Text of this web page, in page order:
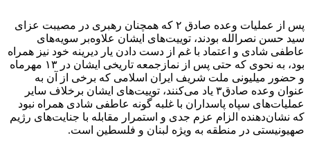
پس از عملیات وعده صادق ۲ که همچنان رهبری در مصیبت عزای
سید حسن نصرالله بودند، توییت‌های ایشان علاوه‌بر سویه‌های
عاطفی شادی و اعتماد با غم از دست دادن یار دیرینه خود نیز همراه
بود، به نحوی که حتی پس از نمازجمعه تاریخی ایشان در ۱۳ مهرماه
و حضور میلیونی ملت شریف ایران اسلامی که برخی از آن به
عنوان وعده صادق۳ یاد می‌کنند، توییت‌های ایشان برخلاف سایر
عملیات‌های سپاه پاسداران با غلبه گونه عاطفی شادی همراه نبود
که نشان‌دهنده الزام عزم جدی و استمرار مقابله با جنایت‌های رژیم
صهیونیستی در منطقه به ویژه لبنان و فلسطین است.